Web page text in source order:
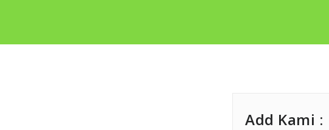
Add Kami :